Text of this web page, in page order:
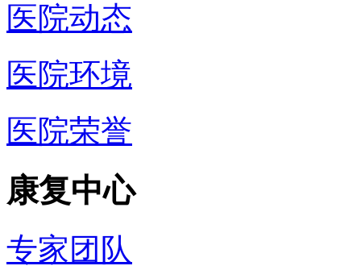
医院动态
医院环境
医院荣誉
康复中心
专家团队